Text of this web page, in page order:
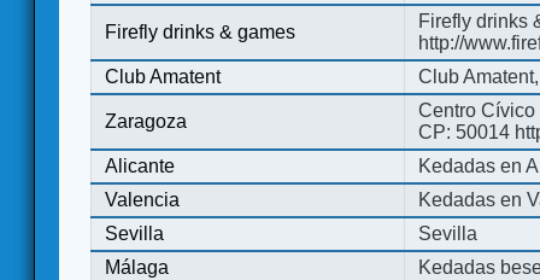
Firefly drinks & games
Firefly drinks
http://
Club Amatent
Club
Zaragoza
Centro Cívico
CP: 50014
Alicante
Kedadas en
Valencia
Kedadas en
Sevilla
Sevilla
Málaga
Kedadas